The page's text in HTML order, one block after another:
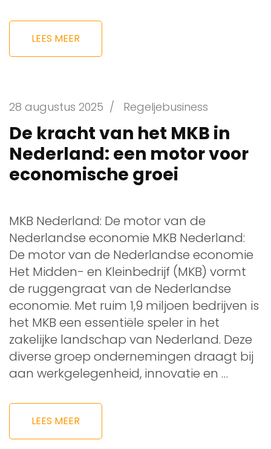
LEES MEER
28 augustus 2025 / Regeljebusiness
De kracht van het MKB in
Nederland: een motor voor
economische groei
MKB Nederland: De motor van de
Nederlandse economie MKB Nederland:
De motor van de Nederlandse economie
Het Midden- en Kleinbedrijf (MKB) vormt
de ruggengraat van de Nederlandse
economie. Met ruim 1,9 miljoen bedrijven is
het MKB een essentiële speler in het
zakelijke landschap van Nederland. Deze
diverse groep ondernemingen draagt bij
aan werkgelegenheid, innovatie en …
LEES MEER